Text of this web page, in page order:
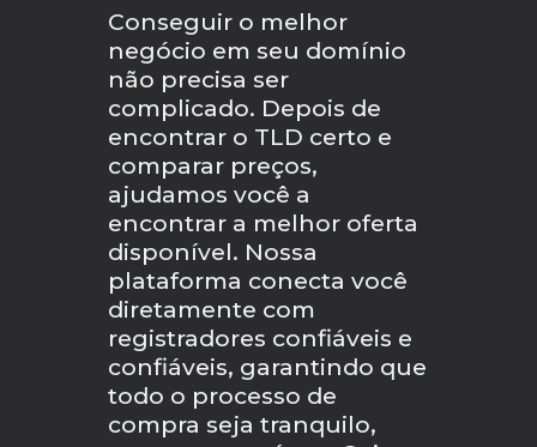
Conseguir o melhor
negócio em seu domínio
não precisa ser
complicado. Depois de
encontrar o TLD certo e
comparar preços,
ajudamos você a
encontrar a melhor oferta
disponível. Nossa
plataforma conecta você
diretamente com
registradores confiáveis e
confiáveis, garantindo que
todo o processo de
compra seja tranquilo,